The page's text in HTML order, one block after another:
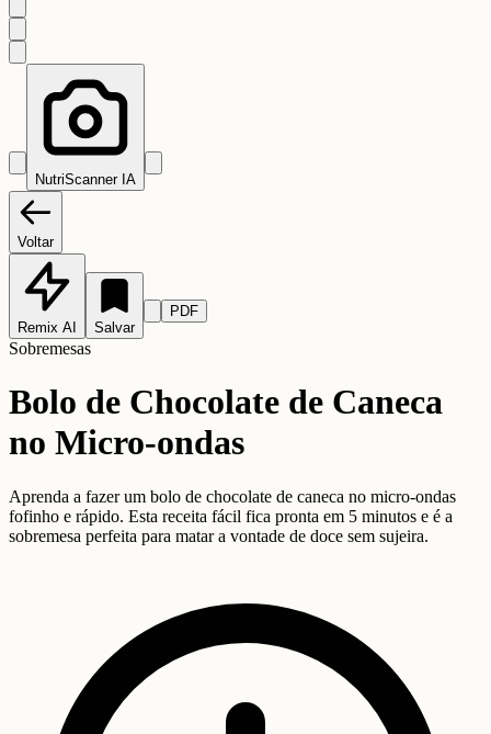
NutriScanner IA
Voltar
Remix AI Salvar
PDF
Sobremesas
Bolo de Chocolate de Caneca
no Micro-ondas
Aprenda a fazer um bolo de chocolate de caneca no micro-ondas
fofinho e rápido. Esta receita fácil fica pronta em 5 minutos e é a
sobremesa perfeita para matar a vontade de doce sem sujeira.